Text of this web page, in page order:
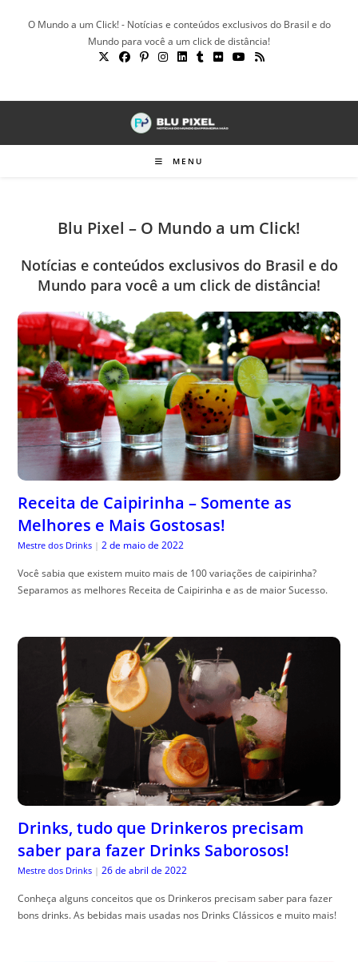
O Mundo a um Click! - Notícias e conteúdos exclusivos do Brasil e do
Mundo para você a um click de distância!
MENU
Blu Pixel – O Mundo a um Click!
Notícias e conteúdos exclusivos do Brasil e do
Mundo para você a um click de distância!
Receita de Caipirinha – Somente as
Melhores e Mais Gostosas!
Mestre dos Drinks | 2 de maio de 2022
Você sabia que existem muito mais de 100 variações de caipirinha?
Separamos as melhores Receita de Caipirinha e as de maior Sucesso.
Drinks, tudo que Drinkeros precisam
saber para fazer Drinks Saborosos!
Mestre dos Drinks | 26 de abril de 2022
Conheça alguns conceitos que os Drinkeros precisam saber para fazer
bons drinks. As bebidas mais usadas nos Drinks Clássicos e muito mais!